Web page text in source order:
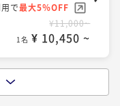
連泊プラン♪≪朝
- 29:00 OUT11:00
で
で最大5％OFF
¥11,000~
1名 ¥ 10,450 ~
イプラン♪≪素